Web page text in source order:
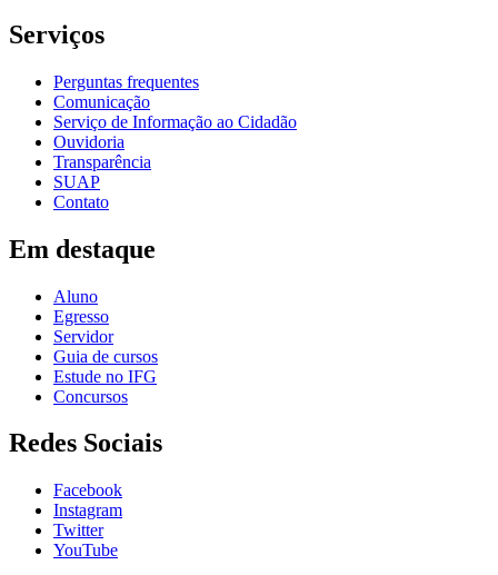
Serviços
Perguntas frequentes
Comunicação
Serviço de Informação ao Cidadão
Ouvidoria
Transparência
SUAP
Contato
Em destaque
Aluno
Egresso
Servidor
Guia de cursos
Estude no IFG
Concursos
Redes Sociais
Facebook
Instagram
Twitter
YouTube